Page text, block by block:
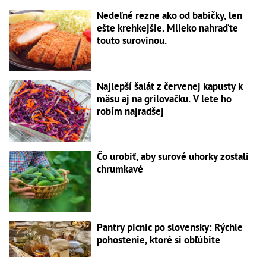
Nedeľné rezne ako od babičky, len
ešte krehkejšie. Mlieko nahraďte
touto surovinou.
Najlepší šalát z červenej kapusty k
mäsu aj na grilovačku. V lete ho
robím najradšej
Čo urobiť, aby surové uhorky zostali
chrumkavé
Pantry picnic po slovensky: Rýchle
pohostenie, ktoré si obľúbite